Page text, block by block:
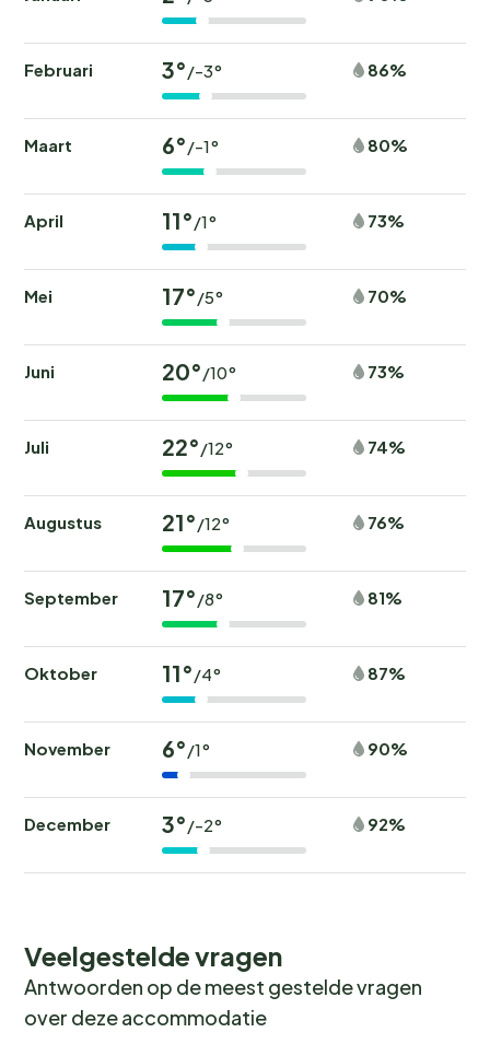
Februari 3°/-3° 86%
Maart 6°/-1° 80%
April 11°/1° 73%
Mei 17°/5° 70%
Juni 20°/10° 73%
Juli 22°/12° 74%
Augustus 21°/12° 76%
September 17°/8° 81%
Oktober 11°/4° 87%
November 6°/1° 90%
December 3°/-2° 92%
Veelgestelde vragen
Antwoorden op de meest gestelde vragen
over deze accommodatie